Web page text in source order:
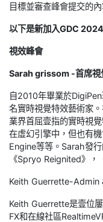
目標並審查峰會提交的內
以下是新加入GDC
視效峰會
Sarah grissom -首席視
自2010年畢業於
名實時視覺特效藝術家
業界首屈壹指的實時視
在虛幻引擎中，但也有
Engine等等。Sarah發
《Spryo Reignited》，
Keith Guerrette-Admin
Keith Guerrette是壹位
FX和在線社區